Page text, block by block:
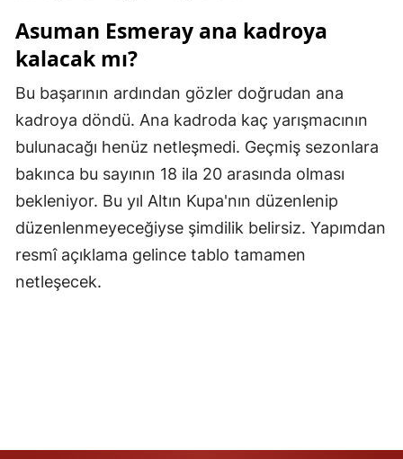
Trabzon
Şanlıurfa
Uşak
Van
Yozgat
Zonguldak
Batman
Asuman Esmeray ana kadroya
kalacak mı?
Bu başarının ardından gözler doğrudan ana
kadroya döndü. Ana kadroda kaç yarışmacının
bulunacağı henüz netleşmedi. Geçmiş sezonlara
bakınca bu sayının 18 ila 20 arasında olması
bekleniyor. Bu yıl Altın Kupa'nın düzenlenip
düzenlenmeyeceğiyse şimdilik belirsiz. Yapımdan
resmî açıklama gelince tablo tamamen
netleşecek.